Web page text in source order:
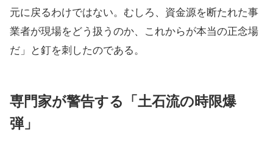
元に戻るわけではない。むしろ、資金源を断たれた事
業者が現場をどう扱うのか、これからが本当の正念場
だ」と釘を刺したのである。
専門家が警告する「土石流の時限爆
弾」